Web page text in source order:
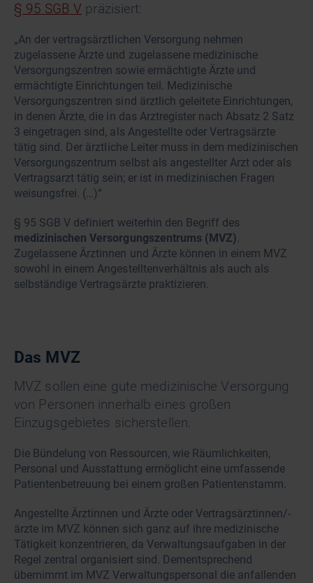
§ 95 SGB V präzisiert:
„An der vertragsärztlichen Versorgung nehmen
zugelassene Ärzte und zugelassene medizinische
Versorgungszentren sowie ermächtigte Ärzte und
ermächtigte Einrichtungen teil. Medizinische
Versorgungszentren sind ärztlich geleitete Einrichtungen,
in denen Ärzte, die in das Arztregister nach Absatz 2 Satz
3 eingetragen sind, als Angestellte oder Vertragsärzte
tätig sind. Der ärztliche Leiter muss in dem medizinischen
Versorgungszentrum selbst als angestellter Arzt oder als
Vertragsarzt tätig sein; er ist in medizinischen Fragen
weisungsfrei. (…)“
§ 95 SGB V definiert weiterhin den Begriff des
medizinischen Versorgungszentrums (MVZ).
Zugelassene Ärztinnen und Ärzte können in einem MVZ
sowohl in einem Angestelltenverhältnis als auch als
selbständige Vertragsärzte praktizieren.
Das MVZ
MVZ sollen eine gute medizinische Versorgung
von Personen innerhalb eines großen
Einzugsgebietes sicherstellen.
Die Bündelung von Ressourcen, wie Räumlichkeiten,
Personal und Ausstattung ermöglicht eine umfassende
Patientenbetreuung bei einem großen Patientenstamm.
Angestellte Ärztinnen und Ärzte oder Vertragsärztinnen/-
ärzte im MVZ können sich ganz auf ihre medizinische
Tätigkeit konzentrieren, da Verwaltungsaufgaben in der
Regel zentral organisiert sind. Dementsprechend
übernimmt im MVZ Verwaltungspersonal die anfallenden